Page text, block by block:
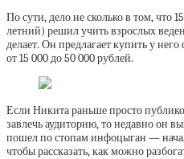
По сути, дело не сколько в том, что
летний) решил учить взрослых
делает. Он предлагает купить у
от 15 000 до 50 000 рублей.
Если Никита раньше просто
завлечь аудиторию, то недавно он
пошел по стопам инфоцыган —
чтобы рассказать, как можно